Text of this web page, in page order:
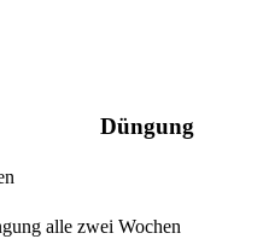
Düngung
alle zwei Wochen